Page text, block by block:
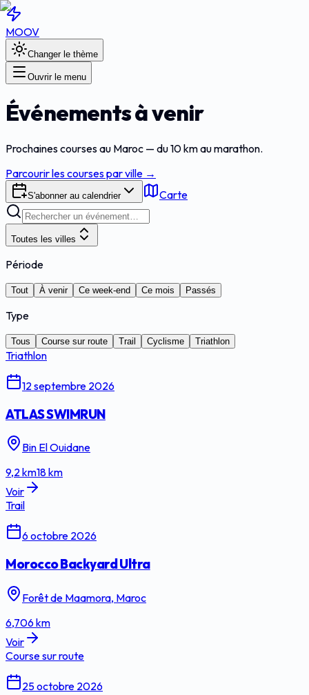
MOOV
Changer le thème
Ouvrir le menu
Événements à venir
Prochaines courses au Maroc — du 10 km au marathon.
Parcourir les courses par ville →
S'abonner au calendrier Carte
Toutes les villes
Période
Tout À venir Ce week-end Ce mois Passés
Type
Tous Course sur route Trail Cyclisme Triathlon
Triathlon
12 septembre 2026
ATLAS SWIMRUN
Bin El Ouidane
9,2km18km
Voir
Trail
6 octobre 2026
Morocco Backyard Ultra
Forêt de Maamora, Maroc
6,706km
Voir
Course sur route
25 octobre 2026